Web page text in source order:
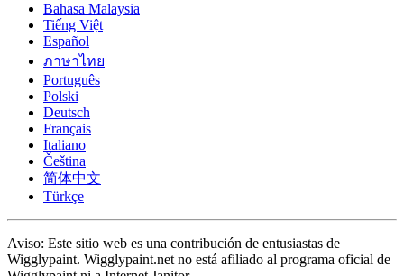
Bahasa Malaysia
Tiếng Việt
Español
ภาษาไทย
Português
Polski
Deutsch
Français
Italiano
Čeština
简体中文
Türkçe
Aviso: Este sitio web es una contribución de entusiastas de
Wigglypaint. Wigglypaint.net no está afiliado al programa oficial de